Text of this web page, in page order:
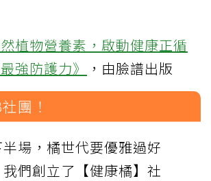
然植物營養素，啟動健康正循
強防護力》
，由臉譜出版
團！
場，橘世代要優雅過好
們創立了【健康橘】社